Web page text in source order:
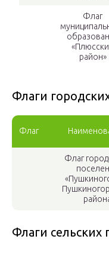
Флаг
район»
Флаги
Флаг
Флаг
Флаги сельских